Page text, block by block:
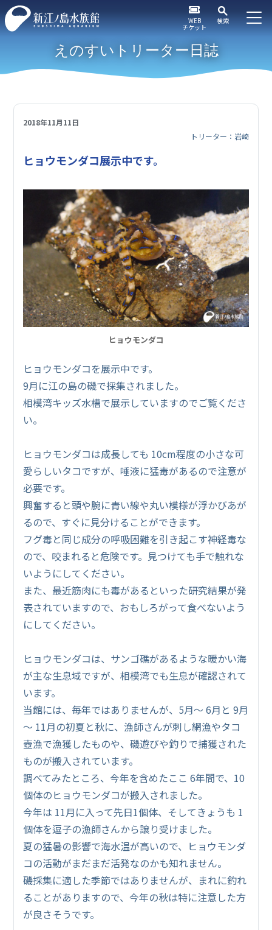
WEB
チケット
検索
えのすいトリーター日誌
2018年11月11日
トリーター：岩崎
ヒョウモンダコ展示中です。
ヒョウモンダコ
ヒョウモンダコを展示中です。
9月に江の島の磯で採集されました。
相模湾キッズ水槽で展示していますのでご覧くださ
い。
ヒョウモンダコは成長しても 10cm程度の小さな可
愛らしいタコですが、唾液に猛毒があるので注意が
必要です。
興奮すると頭や腕に青い線や丸い模様が浮かびあが
るので、すぐに見分けることができます。
フグ毒と同じ成分の呼吸困難を引き起こす神経毒な
ので、咬まれると危険です。見つけても手で触れな
いようにしてください。
また、最近筋肉にも毒があるといった研究結果が発
表されていますので、おもしろがって食べないよう
にしてください。
ヒョウモンダコは、サンゴ礁があるような暖かい海
が主な生息域ですが、相模湾でも生息が確認されて
います。
当館には、毎年ではありませんが、5月～ 6月と 9月
～ 11月の初夏と秋に、漁師さんが刺し網漁やタコ
壺漁で漁獲したものや、磯遊びや釣りで捕獲された
ものが搬入されています。
調べてみたところ、今年を含めたここ 6年間で、10
個体のヒョウモンダコが搬入されました。
今年は 11月に入って先日1個体、そしてきょうも 1
個体を逗子の漁師さんから譲り受けました。
夏の猛暑の影響で海水温が高いので、ヒョウモンダ
コの活動がまだまだ活発なのかも知れません。
磯採集に適した季節ではありませんが、まれに釣れ
ることがありますので、今年の秋は特に注意した方
が良さそうです。